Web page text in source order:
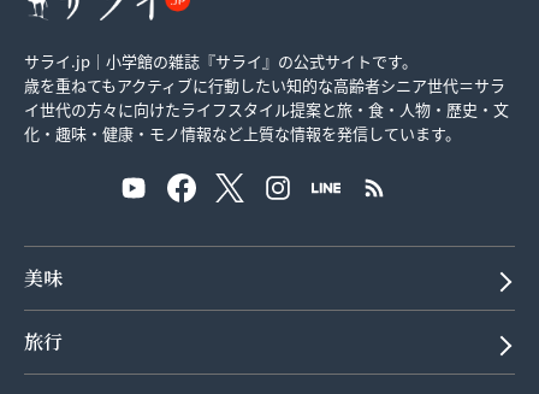
サライ.jp｜小学館の雑誌『サライ』の公式サイトです。
歳を重ねてもアクティブに行動したい知的な高齢者シニア世代＝サラ
イ世代の方々に向けたライフスタイル提案と旅・食・人物・歴史・文
化・趣味・健康・モノ情報など上質な情報を発信しています。
美味
旅行